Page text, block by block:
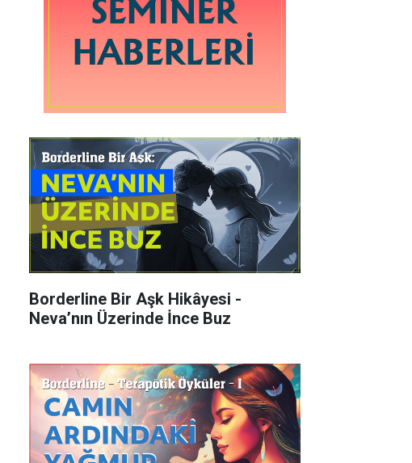
Borderline Bir Aşk Hikâyesi -
Neva’nın Üzerinde İnce Buz